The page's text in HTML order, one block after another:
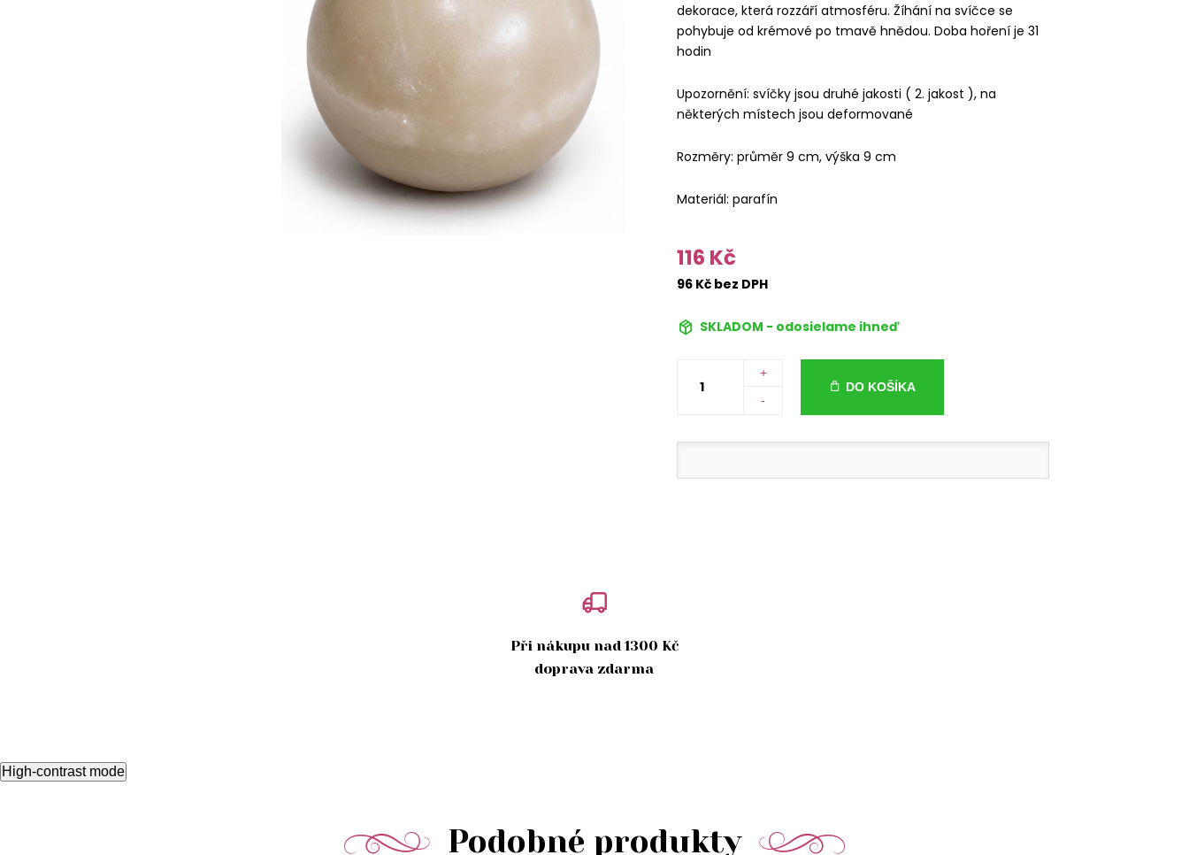
dekorace, která rozzáří atmosféru. Žíhání na svíčce se
pohybuje od krémové po tmavě hnědou. Doba hoření je 31
hodin
Upozornění: svíčky jsou druhé jakosti ( 2. jakost ), na
některých místech jsou deformované
Rozměry: průměr 9 cm, výška 9 cm
Materiál: parafín
116 Kč
96 Kč bez DPH
SKLADOM - odosielame ihneď
+
-
DO KOŠÍKA
Při nákupu nad 1300 Kč
doprava zdarma
High-contrast mode
Podobné produkty